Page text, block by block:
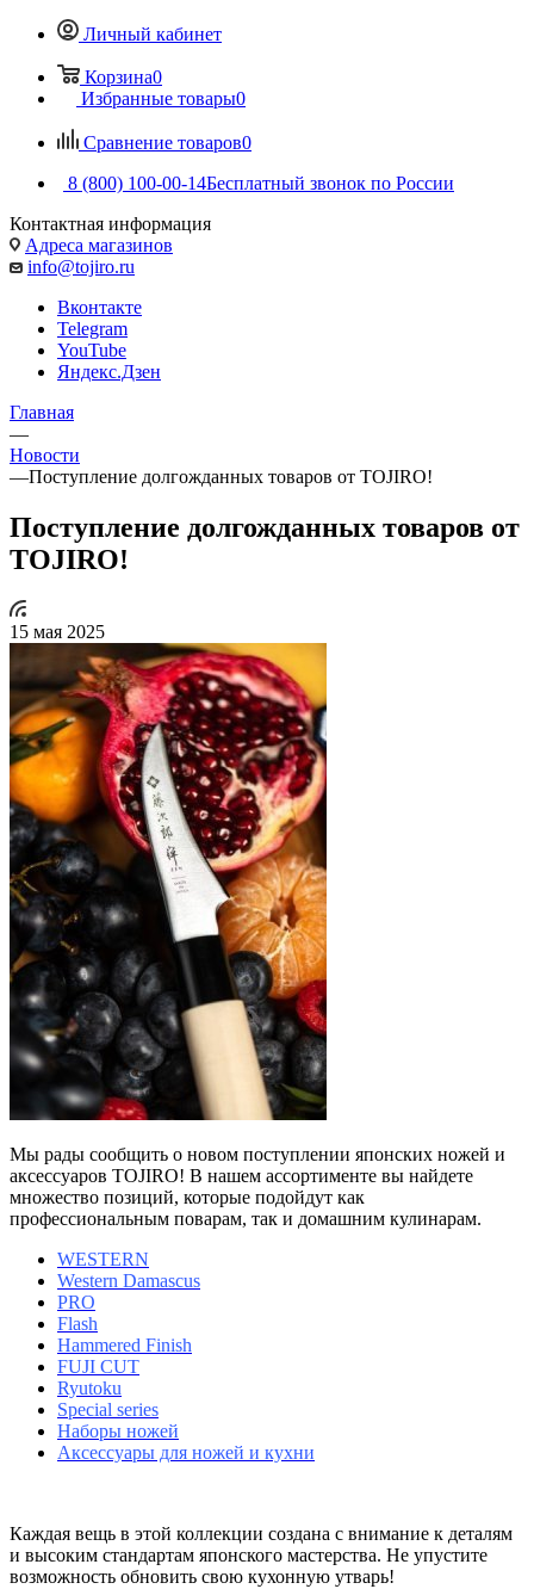
Личный кабинет
Корзина0
Избранные товары0
Сравнение товаров0
8 (800) 100-00-14Бесплатный звонок по России
Контактная информация
Адреса магазинов
info@tojiro.ru
Вконтакте
Telegram
YouTube
Яндекс.Дзен
Главная
—
Новости
—Поступление долгожданных товаров от TOJIRO!
Поступление долгожданных товаров от
TOJIRO!
15 мая 2025
Мы рады сообщить о новом поступлении японских ножей и
аксессуаров TOJIRO! В нашем ассортименте вы найдете
множество позиций, которые подойдут как
профессиональным поварам, так и домашним кулинарам.
WESTERN
Western Damascus
PRO
Flash
Hammered Finish
FUJI CUT
Ryutoku
Special series
Наборы ножей
Аксессуары для ножей и кухни
Каждая вещь в этой коллекции создана с внимание к деталям
и высоким стандартам японского мастерства. Не упустите
возможность обновить свою кухонную утварь!